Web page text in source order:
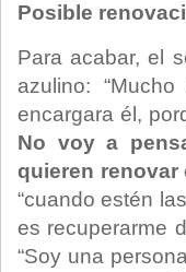
Posible
Para acabar, el
azulino:
encargara él,
No voy a
quieren renovar
“cuando estén
es recuperarme
“Soy una